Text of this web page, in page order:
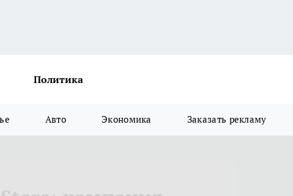
Политика
Авто Экономика Заказать рекламу